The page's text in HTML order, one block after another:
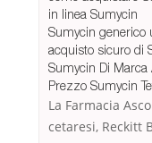
in linea Sumycin
Sumycin generico
acquisto sicuro di
Sumycin Di Marca
Prezzo Sumycin
La Farmacia
cetaresi, Reckitt